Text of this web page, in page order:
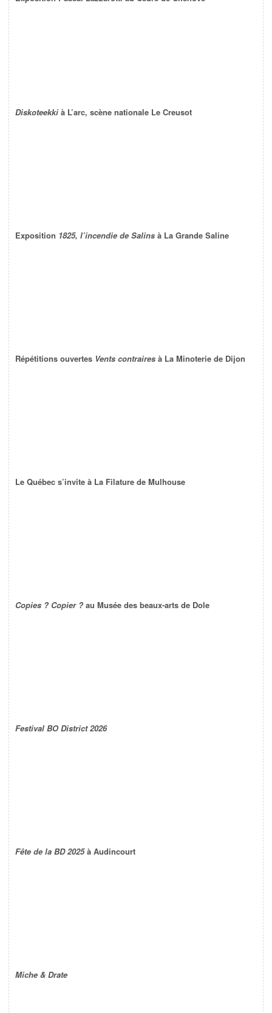
Diskoteekki à L’arc, scène nationale Le Creusot
Exposition 1825, l’incendie de Salins à La Grande Saline
Répétitions ouvertes Vents contraires à La Minoterie de Dijon
Le Québec s’invite à La Filature de Mulhouse
Copies ? Copier ? au Musée des beaux-arts de Dole
Festival BO District 2026
Fête de la BD 2025à Audincourt
Miche & Drate